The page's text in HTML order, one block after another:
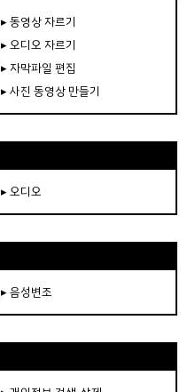
▸ 동영상 자르기
▸ 오디오 자르기
▸ 자막파일 편집
▸ 사진 동영상 만들기
▸ 오디오
▸ 음성변조